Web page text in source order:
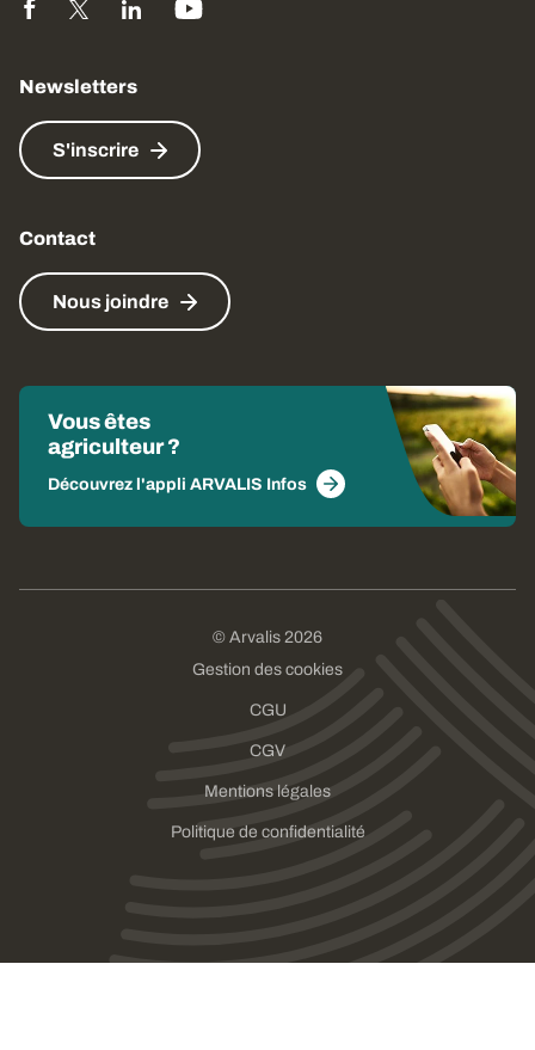
Newsletters
S'inscrire
Contact
Nous joindre
Vous êtes
agriculteur ?
Découvrez l'appli ARVALIS Infos
© Arvalis 2026
Gestion des cookies
CGU
CGV
Mentions légales
Politique de confidentialité